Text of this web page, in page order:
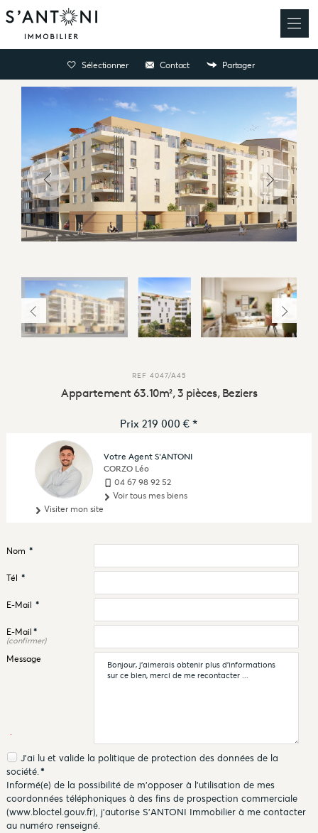
Sélectionner Contact Partager
REF 4047/A45
Appartement 63.10m², 3 pièces, Beziers
Prix 219 000 € *
Votre Agent S'ANTONI
CORZO Léo
04 67 98 92 52
Voir tous mes biens
Visiter mon site
Nom *
Tél *
E-Mail *
E-Mail *
(confirmer)
Message
J'ai lu et valide la politique de protection des donnéesde la
société.*
Informé(e) de la possibilité de m'opposer à l'utilisation de mes
coordonnées téléphoniques à des fins de prospection commerciale
(www.bloctel.gouv.fr), j'autorise S'ANTONI Immobilier à me contacter
au numéro renseigné.